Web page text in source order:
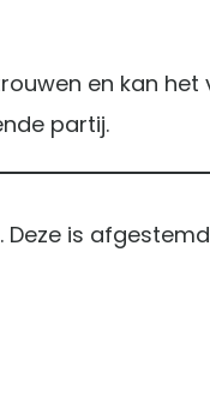
en kan het
partij.
is afgestemd